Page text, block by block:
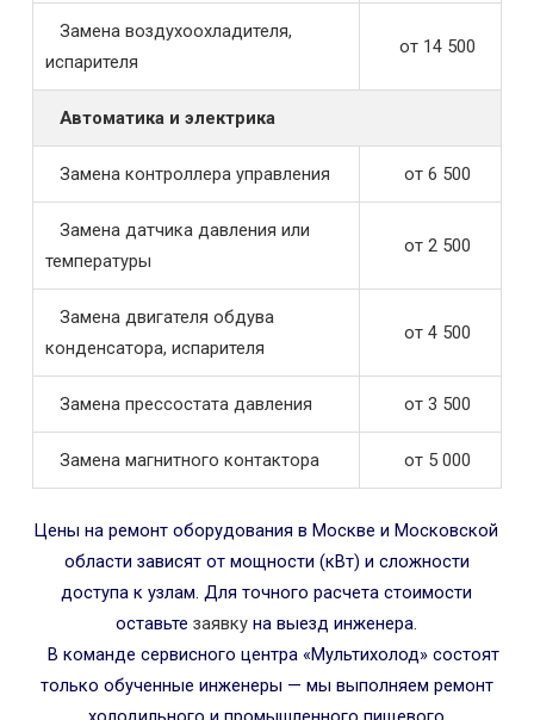
Замена воздухоохладителя,
испарителя
от 14 500
Автоматика и электрика
Замена контроллера управления от 6 500
Замена датчика давления или
температуры
от 2 500
Замена двигателя обдува
конденсатора, испарителя
от 4 500
Замена прессостата давления от 3 500
Замена магнитного контактора от 5 000
Цены на ремонт оборудования в Москве и Московской
области зависят от мощности (кВт) и сложности
доступа к узлам. Для точного расчета стоимости
оставьтезаявку на выезд инженера.
В команде сервисного центра «Мультихолод» состоят
только обученные инженеры — мы выполняем ремонт